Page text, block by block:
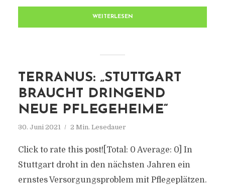
WEITERLESEN
TERRANUS: „STUTTGART
BRAUCHT DRINGEND
NEUE PFLEGEHEIME“
30. Juni 2021 2 Min. Lesedauer
Click to rate this post![Total: 0 Average: 0] In
Stuttgart droht in den nächsten Jahren ein
ernstes Versorgungsproblem mit Pflegeplätzen.